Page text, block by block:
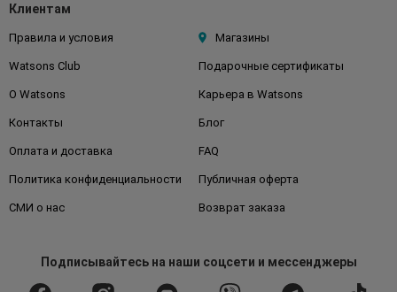
Клиентам
Правила и условия Магазины
Watsons Club Подарочные сертификаты
О Watsons Карьера в Watsons
Контакты Блог
Оплата и доставка FAQ
Политика конфиденциальности Публичная оферта
СМИ о нас Возврат заказа
Подписывайтесьна наши соцсети и мессенджеры